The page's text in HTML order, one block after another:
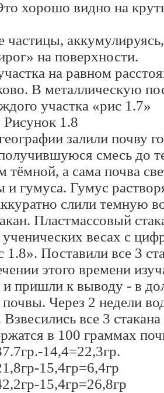
хорошо видно на
на поверхности.
на равном
В металлическую
участка «рис 1.7»
1.8
залили почву
смесь до
тёмной, а сама почва
и гумуса. Гумус
слили темную
Пластмассовый
ученических весах с
1.8». Поставили все 3
этого времени
и пришли к выводу - в
Через 2 недели
все 3
в 100 граммах
14,4=22,3гр.
15,4гр=6,4гр
15,4гр=26,8гр